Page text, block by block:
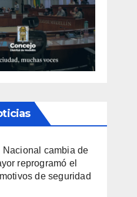
Nacional cambia de
reprogramó el
de seguridad